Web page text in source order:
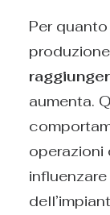
Per
aumenta.